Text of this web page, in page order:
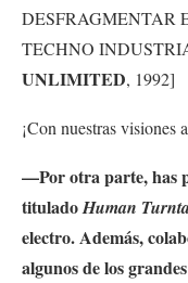
DESFRAGMENTAR
TECHNO
UNLIMITED, 1992]
¡Con nuestras visiones
—Por otra parte, has
tituladoHuman
electro. Además,
algunos de los